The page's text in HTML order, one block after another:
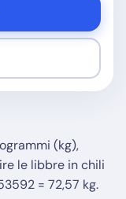
(kg),
le libbre in chili
= 72,57 kg.